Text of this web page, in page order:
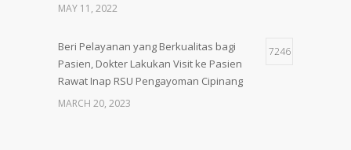
MAY 11, 2022
Beri Pelayanan yang Berkualitas bagi
Pasien, Dokter Lakukan Visit ke Pasien
Rawat Inap RSU Pengayoman Cipinang
7246
MARCH 20, 2023